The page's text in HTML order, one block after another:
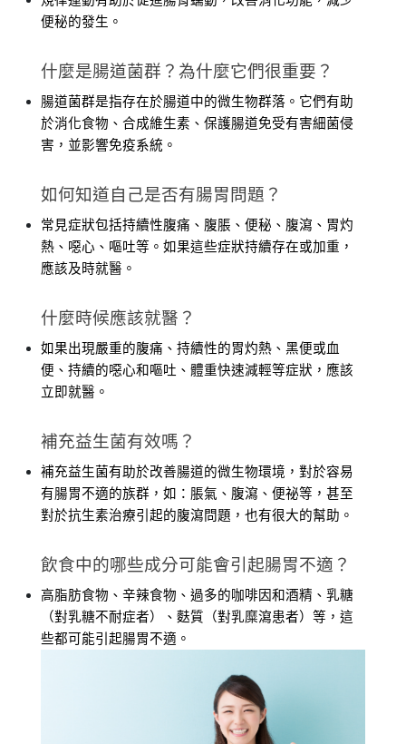
便秘的發生。
什麼是腸道菌群？為什麼它們很重要？
腸道菌群是指存在於腸道中的微生物群落。它們有助
於消化食物、合成維生素、保護腸道免受有害細菌侵
害，並影響免疫系統。
如何知道自己是否有腸胃問題？
常見症狀包括持續性腹痛、腹脹、便秘、腹瀉、胃灼
熱、噁心、嘔吐等。如果這些症狀持續存在或加重，
應該及時就醫。
什麼時候應該就醫？
如果出現嚴重的腹痛、持續性的胃灼熱、黑便或血
便、持續的噁心和嘔吐、體重快速減輕等症狀，應該
立即就醫。
補充益生菌有效嗎？
補充益生菌有助於改善腸道的微生物環境，對於容易
有腸胃不適的族群，如：脹氣、腹瀉、便祕等，甚至
對於抗生素治療引起的腹瀉問題，也有很大的幫助。
飲食中的哪些成分可能會引起腸胃不適？
高脂肪食物、辛辣食物、過多的咖啡因和酒精、乳糖
（對乳糖不耐症者）、麩質（對乳糜瀉患者）等，這
些都可能引起腸胃不適。